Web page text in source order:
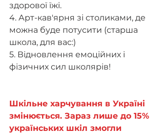
здорової їжі.
4. Арт-кав'ярня зі столиками, де
можна буде потусити (старша
школа, для вас:)
5. Відновлення емоційних і
фізичних сил школярів!
Шкільне харчування в Україні
змінюється. Зараз лише до 15%
українських шкіл змогли